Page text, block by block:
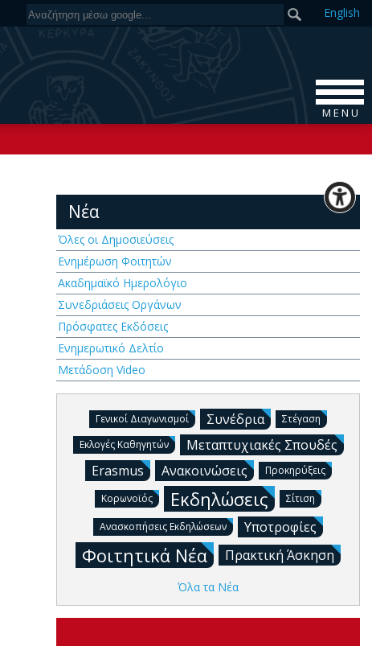
English
M E N U
Νέα
Όλες οι Δημοσιεύσεις
Ενημέρωση Φοιτητών
Ακαδημαϊκό Ημερολόγιο
Συνεδριάσεις Οργάνων
Πρόσφατες Εκδόσεις
Ενημερωτικό Δελτίο
Μετάδοση Video
Γενικοί Διαγωνισμοί Συνέδρια
Στέγαση
Εκλογές Καθηγητών
Μεταπτυχιακές Σπουδές
Erasmus
Ανακοινώσεις Προκηρύξεις
Κορωνοϊός Εκδηλώσεις Σίτιση
Ανασκοπήσεις Εκδηλώσεων Υποτροφίες
Φοιτητικά Νέα Πρακτική Άσκηση
Όλα τα Νέα